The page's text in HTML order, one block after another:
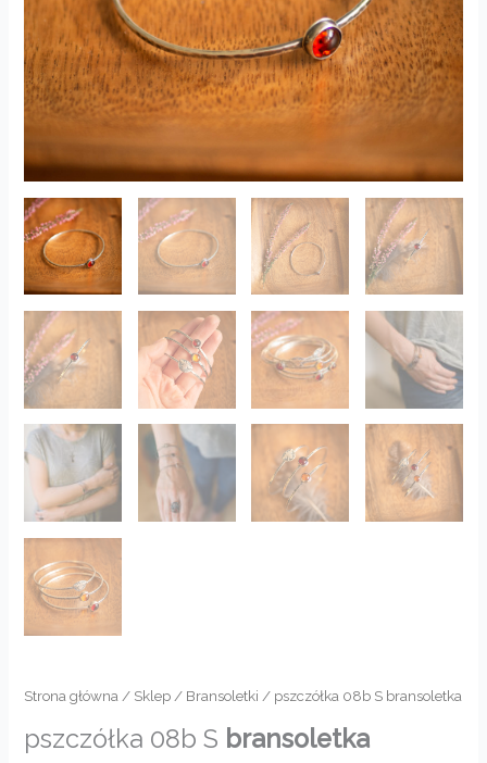
Strona główna/ Sklep/ Bransoletki / pszczółka 08b S bransoletka
pszczółka 08b S bransoletka